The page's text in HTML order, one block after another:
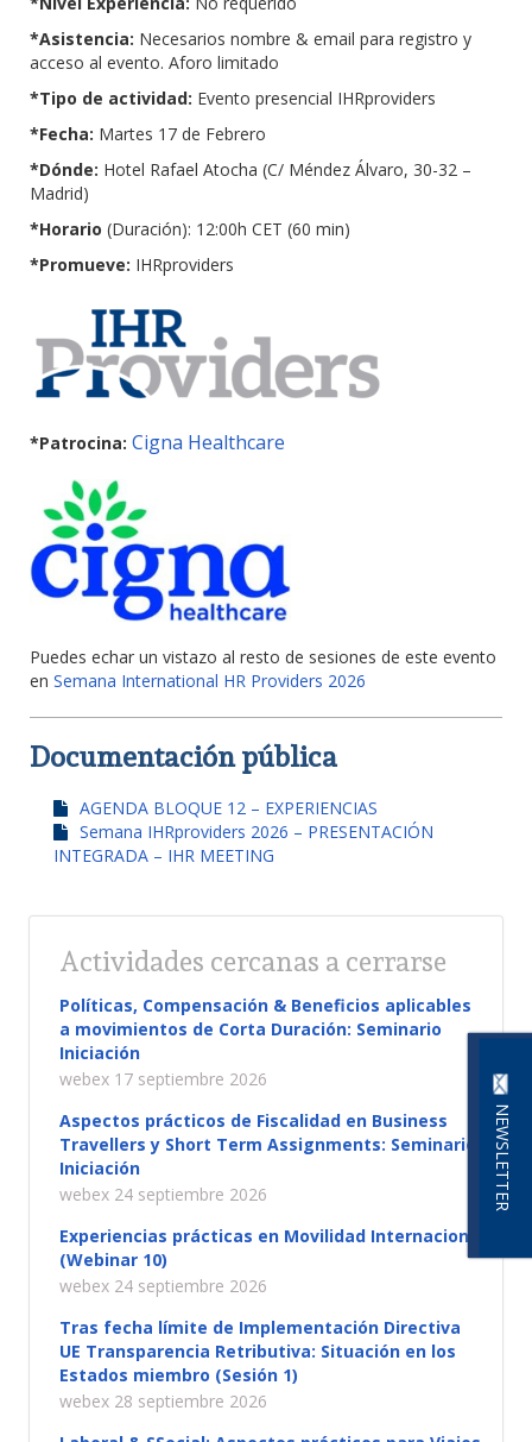
NEWSLETTER
*Asistencia: Necesarios nombre & email para registro y
acceso al evento. Aforo limitado
*Tipo de actividad: Evento presencial IHRproviders
*Fecha: Martes 17 de Febrero
*Dónde: Hotel Rafael Atocha (C/ Méndez Álvaro, 30-32 –
Madrid)
*Horario (Duración): 12:00h CET (60 min)
*Promueve: IHRproviders
*Patrocina: Cigna Healthcare
Puedes echar un vistazo al resto de sesiones de este evento
en Semana International HR Providers 2026
Documentación pública
AGENDA BLOQUE 12 – EXPERIENCIAS
Semana IHRproviders 2026 – PRESENTACIÓN
INTEGRADA – IHR MEETING
Actividades cercanas a cerrarse
Políticas, Compensación & Beneficios aplicables
a movimientos de Corta Duración: Seminario
Iniciación
webex 17 septiembre 2026
Aspectos prácticos de Fiscalidad en Business
Travellers y Short Term Assignments: Seminario
Iniciación
webex 24 septiembre 2026
Experiencias prácticas en Movilidad Internacional
(Webinar 10)
webex 24 septiembre 2026
Tras fecha límite de Implementación Directiva
UE Transparencia Retributiva: Situación en los
Estados miembro (Sesión 1)
webex 28 septiembre 2026